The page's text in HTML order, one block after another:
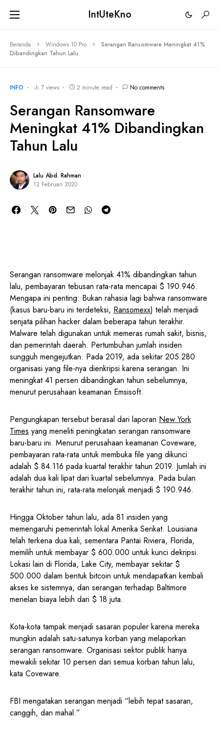
IntUteKno
Beranda Windows 10 Pro
Serangan Ransomware Meningkat 41%
Dibandingkan Tahun Lalu
INFO 7 views 2 minute read No comments
Serangan Ransomware
Meningkat 41% Dibandingkan
Tahun Lalu
Lalu Abd. Rahman
12 Februari 2020
Serangan ransomware melonjak 41% dibandingkan tahun
lalu, pembayaran tebusan rata-rata mencapai $ 190.946.
Mengapa ini penting: Bukan rahasia lagi bahwa ransomware
(kasus baru-baru ini terdeteksi, Ransomexx) telah menjadi
senjata pilihan hacker dalam beberapa tahun terakhir.
Malware telah digunakan untuk memeras rumah sakit, bisnis,
dan pemerintah daerah. Pertumbuhan jumlah insiden
sungguh mengejutkan. Pada 2019, ada sekitar 205.280
organisasi yang file-nya dienkripsi karena serangan. Ini
meningkat 41 persen dibandingkan tahun sebelumnya,
menurut perusahaan keamanan Emsisoft.
Pengungkapan tersebut berasal dari laporan New York
Times yang meneliti peningkatan serangan ransomware
baru-baru ini. Menurut perusahaan keamanan Coveware,
pembayaran rata-rata untuk membuka file yang dikunci
adalah $ 84.116 pada kuartal terakhir tahun 2019. Jumlah ini
adalah dua kali lipat dari kuartal sebelumnya. Pada bulan
terakhir tahun ini, rata-rata melonjak menjadi $ 190.946.
Hingga Oktober tahun lalu, ada 81 insiden yang
memengaruhi pemerintah lokal Amerika Serikat. Louisiana
telah terkena dua kali, sementara Pantai Riviera, Florida,
memilih untuk membayar $ 600.000 untuk kunci dekripsi.
Lokasi lain di Florida, Lake City, membayar sekitar $
500.000 dalam bentuk bitcoin untuk mendapatkan kembali
akses ke sistemnya, dan serangan terhadap Baltimore
menelan biaya lebih dari $ 18 juta.
Kota-kota tampak menjadi sasaran populer karena mereka
mungkin adalah satu-satunya korban yang melaporkan
serangan ransomware. Organisasi sektor publik hanya
mewakili sekitar 10 persen dari semua korban tahun lalu,
kata Coveware.
FBI mengatakan serangan menjadi “lebih tepat sasaran,
canggih, dan mahal.”